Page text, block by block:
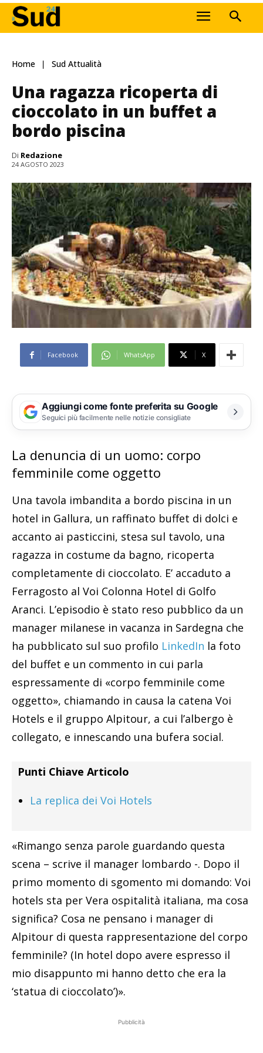
Home Sud Attualità
Una ragazza ricoperta di
cioccolato in un buffet a
bordo piscina
Di Redazione
24 AGOSTO 2023
Facebook WhatsApp X
Aggiungi come fonte preferita su Google
Seguici più facilmente nelle notizie consigliate
La denuncia di un uomo: corpo
femminile come oggetto
Una tavola imbandita a bordo piscina in un
hotel in Gallura, un raffinato buffet di dolci e
accanto ai pasticcini, stesa sul tavolo, una
ragazza in costume da bagno, ricoperta
completamente di cioccolato. E’ accaduto a
Ferragosto al Voi Colonna Hotel di Golfo
Aranci. L’episodio è stato reso pubblico da un
manager milanese in vacanza in Sardegna che
ha pubblicato sul suo profilo LinkedIn la foto
del buffet e un commento in cui parla
espressamente di «corpo femminile come
oggetto», chiamando in causa la catena Voi
Hotels e il gruppo Alpitour, a cui l’albergo è
collegato, e innescando una bufera social.
Punti Chiave Articolo
La replica dei Voi Hotels
«Rimango senza parole guardando questa
scena – scrive il manager lombardo -. Dopo il
primo momento di sgomento mi domando: Voi
hotels sta per Vera ospitalità italiana, ma cosa
significa? Cosa ne pensano i manager di
Alpitour di questa rappresentazione del corpo
femminile? (In hotel dopo avere espresso il
mio disappunto mi hanno detto che era la
‘statua di cioccolato’)».
Pubblicità